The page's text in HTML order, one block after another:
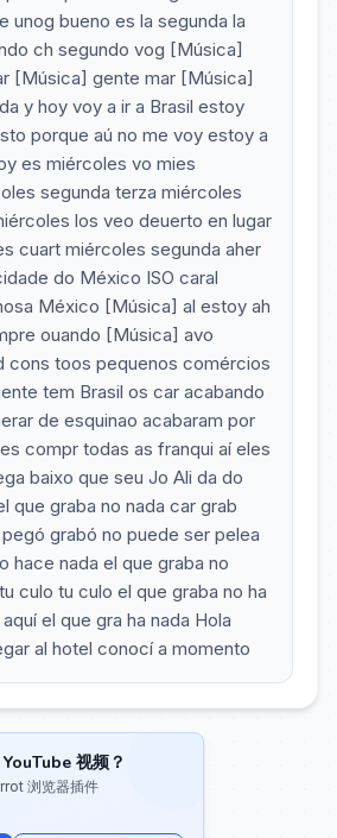
unog bueno es la segunda la
ch segundo vog [Música]
[Música] gente mar [Música]
y hoy voy a ir a Brasil estoy
porque aú no me voy estoy a
es miércoles vo mies
segunda terza miércoles
los veo deuerto en lugar
cuart miércoles segunda aher
do México ISO caral
México [Música] al estoy ah
ouando [Música] avo
cons toos pequenos comércios
tem Brasil os car acabando
de esquinao acabaram por
compr todas as franqui aí eles
baixo que seu Jo Ali da do
que graba no nada car grab
grabó no puede ser pelea
hace nada el que graba no
culo tu culo el que graba no ha
el que gra ha nada Hola
al hotel conocí a momento
视频？
浏览器插件